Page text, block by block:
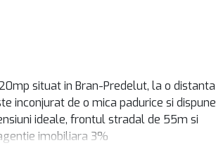
situat in Bran-Predelut, la o distanta
inconjurat de o mica padurice si dispune
ideale, frontul stradal de 55m si
imobiliara 3%